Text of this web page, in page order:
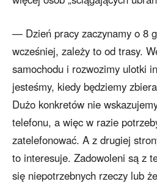
— Dzień pracy zaczynamy o 8
wcześniej, zależy to od trasy.
samochodu i rozwozimy ulotki
jesteśmy, kiedy będziemy
Dużo konkretów nie
telefonu, a więc w razie
zatelefonować. A z drugiej
to interesuje. Zadowoleni są z
się niepotrzebnych rzeczy lub